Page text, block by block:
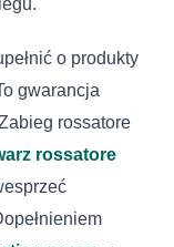
o produkty
gwarancja
rossatore
rossatore